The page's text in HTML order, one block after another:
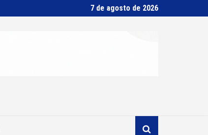
7 de agosto de 2026